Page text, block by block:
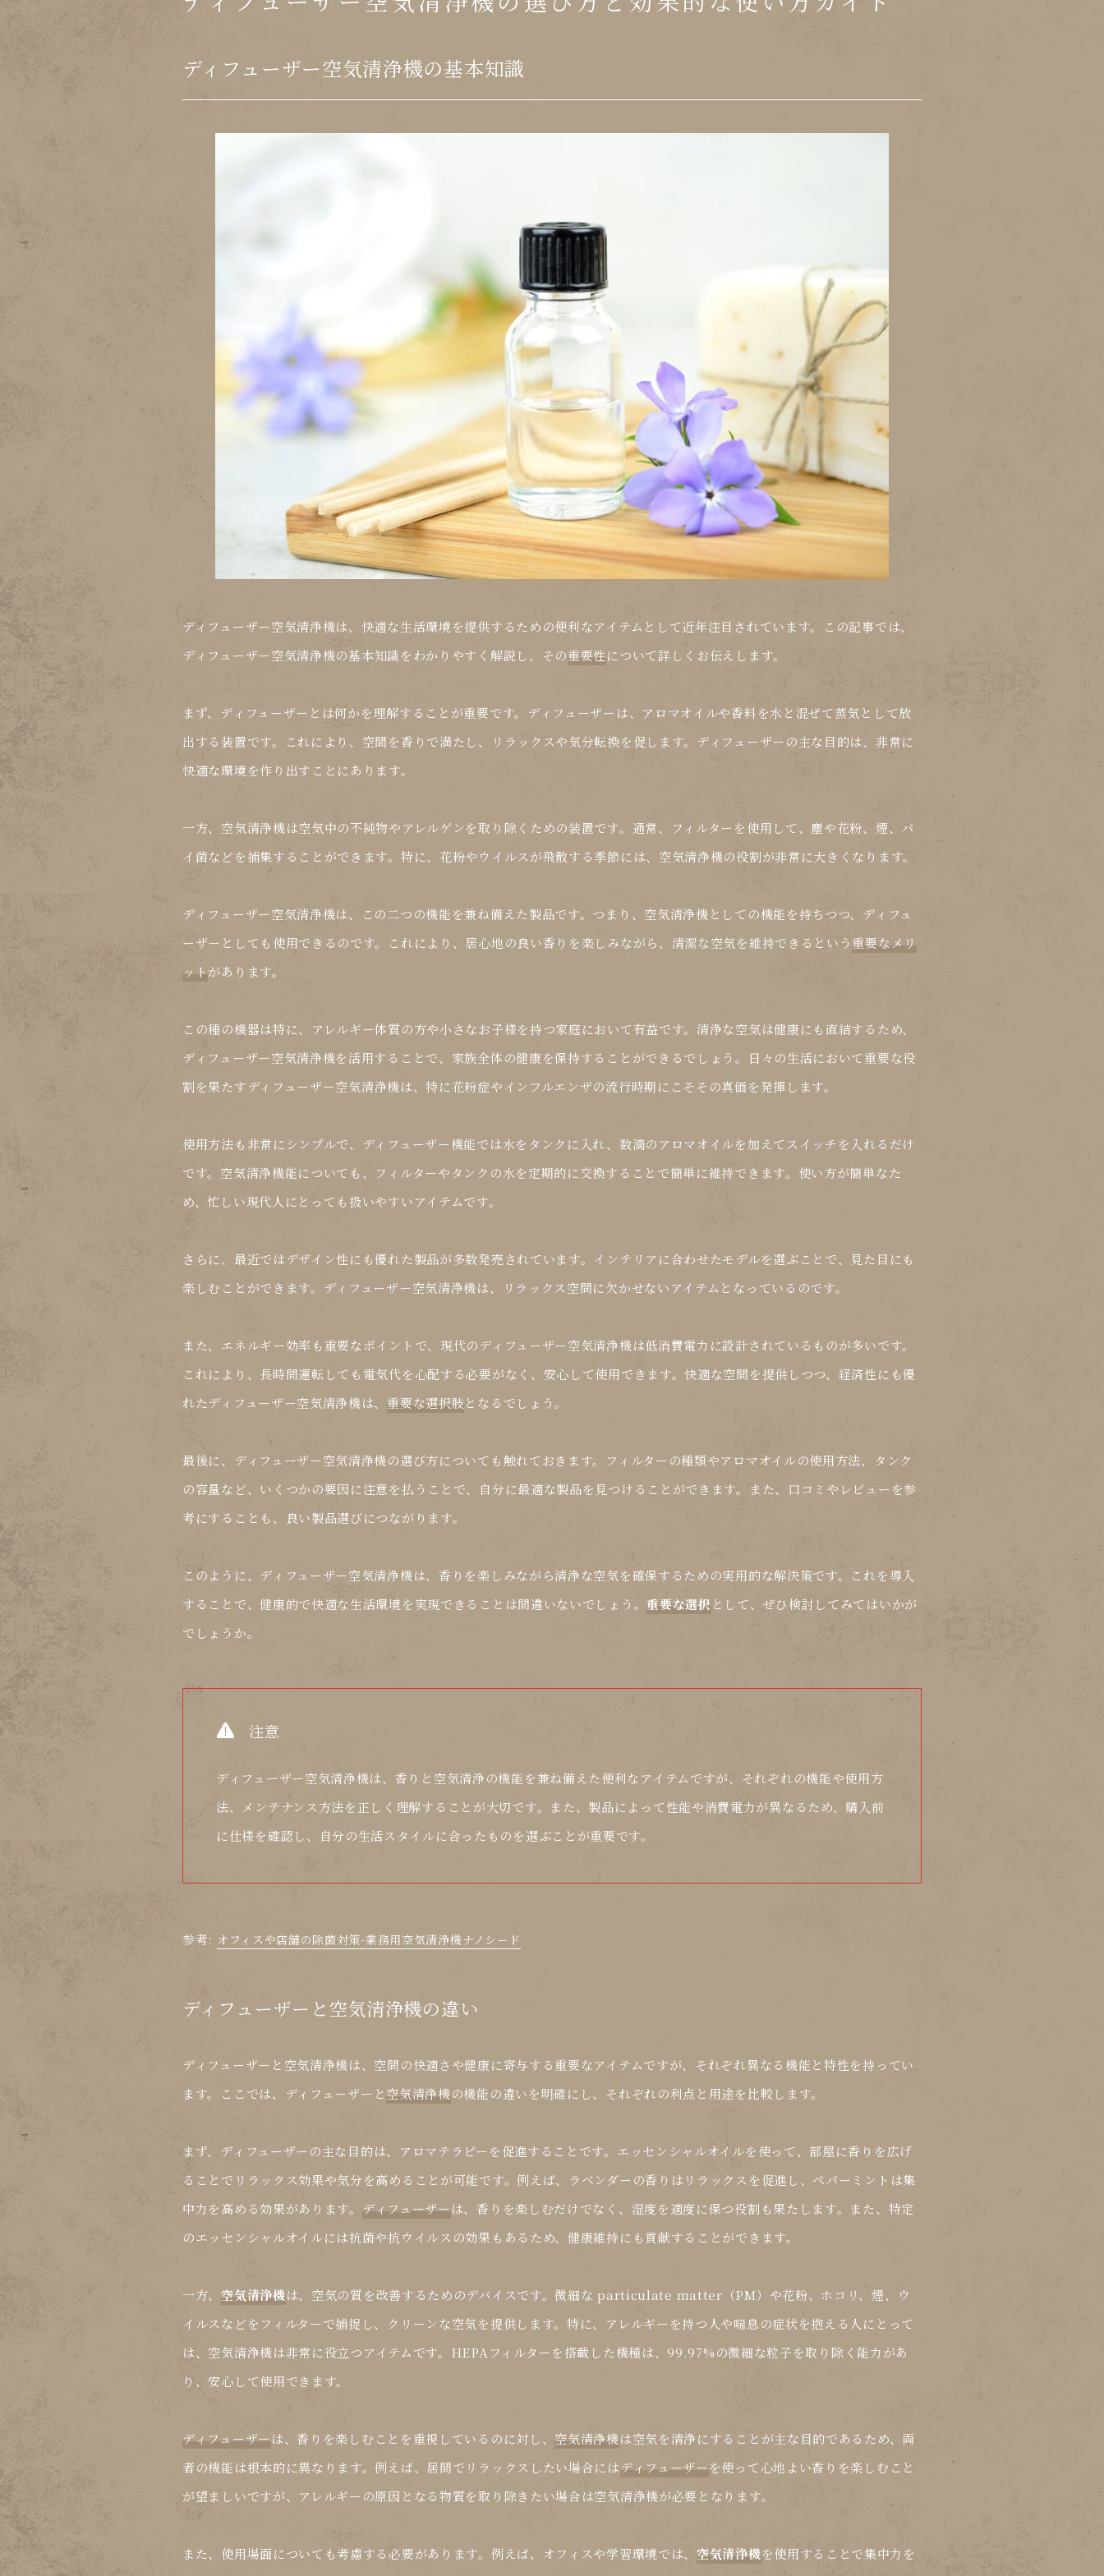
ディフューザー空気清浄機の基本知識
ディフューザー空気清浄機は、快適な生活環境を提供するための便利なアイテムとして近年注目されています。この記事では、
ディフューザー空気清浄機の基本知識をわかりやすく解説し、その重要性について詳しくお伝えします。
まず、ディフューザーとは何かを理解することが重要です。ディフューザーは、アロマオイルや香料を水と混ぜて蒸気として放
出する装置です。これにより、空間を香りで満たし、リラックスや気分転換を促します。ディフューザーの主な目的は、非常に
快適な環境を作り出すことにあります。
一方、空気清浄機は空気中の不純物やアレルゲンを取り除くための装置です。通常、フィルターを使用して、塵や花粉、煙、バ
イ菌などを捕集することができます。特に、花粉やウイルスが飛散する季節には、空気清浄機の役割が非常に大きくなります。
ディフューザー空気清浄機は、この二つの機能を兼ね備えた製品です。つまり、空気清浄機としての機能を持ちつつ、ディフュ
ーザーとしても使用できるのです。これにより、居心地の良い香りを楽しみながら、清潔な空気を維持できるという重要なメリ
ットがあります。
この種の機器は特に、アレルギー体質の方や小さなお子様を持つ家庭において有益です。清浄な空気は健康にも直結するため、
ディフューザー空気清浄機を活用することで、家族全体の健康を保持することができるでしょう。日々の生活において重要な役
割を果たすディフューザー空気清浄機は、特に花粉症やインフルエンザの流行時期にこそその真価を発揮します。
使用方法も非常にシンプルで、ディフューザー機能では水をタンクに入れ、数滴のアロマオイルを加えてスイッチを入れるだけ
です。空気清浄機能についても、フィルターやタンクの水を定期的に交換することで簡単に維持できます。使い方が簡単なた
め、忙しい現代人にとっても扱いやすいアイテムです。
さらに、最近ではデザイン性にも優れた製品が多数発売されています。インテリアに合わせたモデルを選ぶことで、見た目にも
楽しむことができます。ディフューザー空気清浄機は、リラックス空間に欠かせないアイテムとなっているのです。
また、エネルギー効率も重要なポイントで、現代のディフューザー空気清浄機は低消費電力に設計されているものが多いです。
これにより、長時間運転しても電気代を心配する必要がなく、安心して使用できます。快適な空間を提供しつつ、経済性にも優
れたディフューザー空気清浄機は、重要な選択肢となるでしょう。
最後に、ディフューザー空気清浄機の選び方についても触れておきます。フィルターの種類やアロマオイルの使用方法、タンク
の容量など、いくつかの要因に注意を払うことで、自分に最適な製品を見つけることができます。また、口コミやレビューを参
考にすることも、良い製品選びにつながります。
このように、ディフューザー空気清浄機は、香りを楽しみながら清浄な空気を確保するための実用的な解決策です。これを導入
することで、健康的で快適な生活環境を実現できることは間違いないでしょう。重要な選択 として、ぜひ検討してみてはいかが
でしょうか。
注意
ディフューザー空気清浄機は、香りと空気清浄の機能を兼ね備えた便利なアイテムですが、それぞれの機能や使用方
法、メンテナンス方法を正しく理解することが大切です。また、製品によって性能や消費電力が異なるため、購入前
に仕様を確認し、自分の生活スタイルに合ったものを選ぶことが重要です。
参考: オフィスや店舗の除菌対策-業務用空気清浄機ナノシード
ディフューザーと空気清浄機の違い
ディフューザーと空気清浄機は、空間の快適さや健康に寄与する重要なアイテムですが、それぞれ異なる機能と特性を持ってい
ます。ここでは、
ディフューザー と空気清浄機の機能の違いを明確にし、それぞれの利点と用途を比較します。
まず、 ディフューザーの主な目的は、アロマテラピーを促進することです。エッセンシャルオイルを使って、部屋に香りを広げ
ることでリラックス効果や気分を高めることが可能です。例えば、ラベンダーの香りはリラックスを促進し、ペパーミントは集
中力を高める効果があります。
ディフューザーは、香りを楽しむだけでなく、湿度を適度に保つ役割も果たします。また、特定
のエッセンシャルオイルには抗菌や抗ウイルスの効果もあるため、健康維持にも貢献することができます。
一方、空気清浄機は、空気の質を改善するためのデバイスです。微細な particulate matter（PM）や花粉、ホコリ、煙、ウ
イルスなどをフィルターで捕捉し、クリーンな空気を提供します。特に、アレルギーを持つ人や喘息の症状を抱える人にとって
は、 空気清浄機は非常に役立つアイテムです。HEPAフィルターを搭載した機種は、99.97%の微細な粒子を取り除く能力があ
り、安心して使用できます。
ディフューザーは、香りを楽しむことを重視しているのに対し、空気清浄機は空気を清浄にすることが主な目的であるため、両
者の機能は根本的に異なります。例えば、居間でリラックスしたい場合にはディフューザーを使って心地よい香りを楽しむこと
が望ましいですが、アレルギーの原因となる物質を取り除きたい場合は空気清浄機が必要となります。
また、使用場面についても考慮する必要があります。例えば、オフィスや学習環境では、 空気清浄機を使用することで集中力を